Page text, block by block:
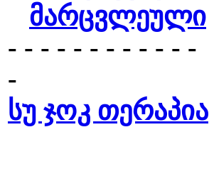
მარცვლეული
- - - - - - - - - - - -
-
სუ ჯოკ თერაპია